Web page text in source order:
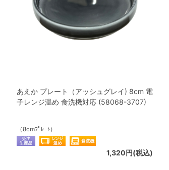
あえか プレート（アッシュグレイ) 8cm 電
子レンジ温め 食洗機対応 (58068-3707)
（8cmﾌﾟﾚｰﾄ）
1,320円(税込)